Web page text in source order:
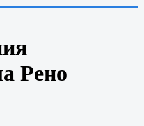
Рено